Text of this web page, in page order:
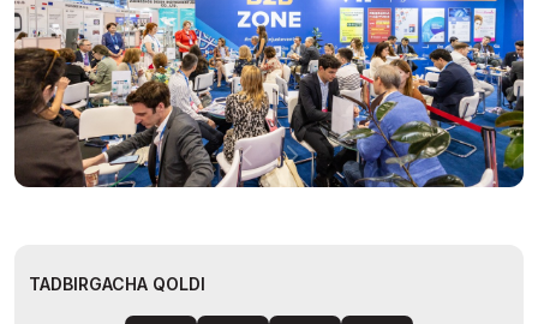
TADBIRGACHA QOLDI